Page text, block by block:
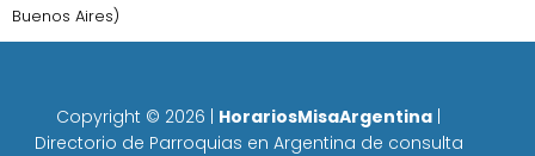
Buenos Aires)
Copyright © 2026 HorariosMisaArgentina
Directorio de Parroquias en Argentina de consulta